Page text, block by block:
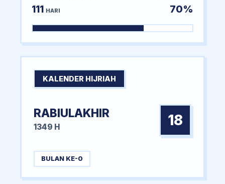
111 HARI 70%
KALENDER HIJRIAH
RABIULAKHIR
1349 H 18
BULAN KE-0